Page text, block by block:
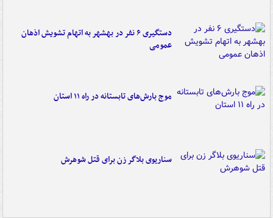
دستگیری ۶ نفر در بهشهر به اتهام تشویش اذهان
عمومی
موج بارش‌های تابستانه در راه ۱۱ استان
سناریوی بلاگر زن برای قتل شوهرش